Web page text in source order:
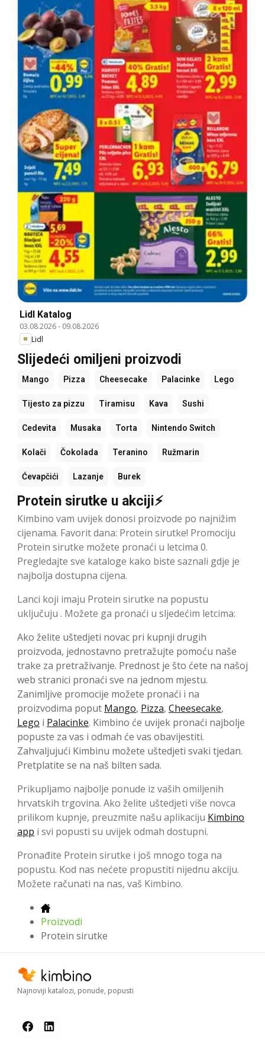
Lidl Katalog
03.08.2026- 09.08.2026
Lidl
Slijedeći omiljeni proizvodi
Mango Pizza Cheesecake Palacinke Lego
Tijesto za pizzu Tiramisu Kava Sushi
Cedevita Musaka Torta Nintendo Switch
Kolači Čokolada Teranino Ružmarin
Ćevapčići Lazanje Burek
Protein sirutke u akciji⚡
Kimbino vam uvijek donosi proizvode po najnižim
cijenama. Favorit dana: Protein sirutke! Promociju
Protein sirutke možete pronaći u letcima 0.
Pregledajte sve kataloge kako biste saznali gdje je
najbolja dostupna cijena.
Lanci koji imaju Protein sirutke na popustu
uključuju . Možete ga pronaći u sljedećim letcima:
Ako želite uštedjeti novac pri kupnji drugih
proizvoda, jednostavno pretražujte pomoću naše
trake za pretraživanje. Prednost je što ćete na našoj
web stranici pronaći sve na jednom mjestu.
Zanimljive promocije možete pronaći i na
proizvodima poput Mango, Pizza, Cheesecake,
Lego i Palacinke. Kimbino će uvijek pronaći najbolje
popuste za vas i odmah će vas obavijestiti.
Zahvaljujući Kimbinu možete uštedjeti svaki tjedan.
Pretplatite se na naš bilten sada.
Prikupljamo najbolje ponude iz vaših omiljenih
hrvatskih trgovina. Ako želite uštedjeti više novca
prilikom kupnje, preuzmite našu aplikaciju Kimbino
app i svi popusti su uvijek odmah dostupni.
Pronađite Protein sirutke i još mnogo toga na
popustu. Kod nas nećete propustiti nijednu akciju.
Možete računati na nas, vaš Kimbino.
Proizvodi
Protein sirutke
Najnoviji katalozi, ponude, popusti